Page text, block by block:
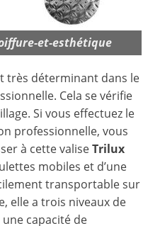
et-esthétique
très déterminant dans le
Cela se vérifie
Si vous effectuez le
professionnelle, vous
à cette valiseTrilux
mobiles et d’une
transportable sur
elle a trois niveaux de
capacité de